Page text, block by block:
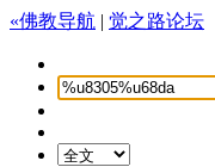
«佛教导航 | 觉之路论坛